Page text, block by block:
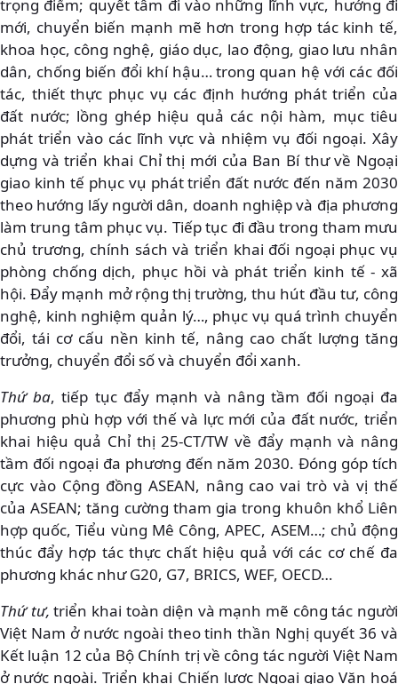
trọng điểm; quyết tâm đi vào những lĩnh vực, hướng đi
mới, chuyển biến mạnh mẽ hơn trong hợp tác kinh tế,
khoa học, công nghệ, giáo dục, lao động, giao lưu nhân
dân, chống biến đổi khí hậu… trong quan hệ với các đối
tác, thiết thực phục vụ các định hướng phát triển của
đất nước; lồng ghép hiệu quả các nội hàm, mục tiêu
phát triển vào các lĩnh vực và nhiệm vụ đối ngoại. Xây
dựng và triển khai Chỉ thị mới của Ban Bí thư về Ngoại
giao kinh tế phục vụ phát triển đất nước đến năm 2030
theo hướng lấy người dân, doanh nghiệp và địa phương
làm trung tâm phục vụ. Tiếp tục đi đầu trong tham mưu
chủ trương, chính sách và triển khai đối ngoại phục vụ
phòng chống dịch, phục hồi và phát triển kinh tế - xã
hội. Đẩy mạnh mở rộng thị trường, thu hút đầu tư, công
nghệ, kinh nghiệm quản lý…, phục vụ quá trình chuyển
đổi, tái cơ cấu nền kinh tế, nâng cao chất lượng tăng
trưởng, chuyển đổi số và chuyển đổi xanh.
Thứ ba, tiếp tục đẩy mạnh và nâng tầm đối ngoại đa
phương phù hợp với thế và lực mới của đất nước, triển
khai hiệu quả Chỉ thị 25-CT/TW về đẩy mạnh và nâng
tầm đối ngoại đa phương đến năm 2030. Đóng góp tích
cực vào Cộng đồng ASEAN, nâng cao vai trò và vị thế
của ASEAN; tăng cường tham gia trong khuôn khổ Liên
hợp quốc, Tiểu vùng Mê Công, APEC, ASEM…; chủ động
thúc đẩy hợp tác thực chất hiệu quả với các cơ chế đa
phương khác như G20, G7, BRICS, WEF, OECD…
Thứ tư, triển khai toàn diện và mạnh mẽ công tác người
Việt Nam ở nước ngoài theo tinh thần Nghị quyết 36 và
Kết luận 12 của Bộ Chính trị về công tác người Việt Nam
ở nước ngoài. Triển khai Chiến lược Ngoại giao Văn hoá